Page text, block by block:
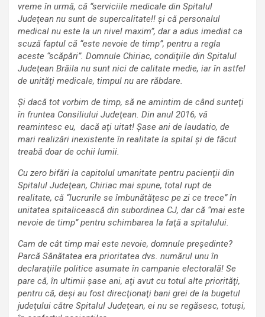
vreme în urmă, că “serviciile medicale din Spitalul
Judeţean nu sunt de supercalitate!! şi că personalul
medical nu este la un nivel maxim”, dar a adus imediat ca
scuză faptul că “este nevoie de timp”, pentru a regla
aceste “scăpări”. Domnule Chiriac, condiţiile din Spitalul
Judeţean Brăila nu sunt nici de calitate medie, iar în astfel
de unităţi medicale, timpul nu are răbdare.
Şi dacă tot vorbim de timp, să ne amintim de când sunteţi
în fruntea Consiliului Judeţean. Din anul 2016, vă
reamintesc eu, dacă aţi uitat! Şase ani de laudatio, de
mari realizări inexistente în realitate la spital şi de făcut
treabă doar de ochii lumii.
Cu zero bifări la capitolul umanitate pentru pacienţii din
Spitalul Judeţean, Chiriac mai spune, total rupt de
realitate, că “lucrurile se îmbunătăţesc pe zi ce trece” în
unitatea spitalicească din subordinea CJ, dar că “mai este
nevoie de timp” pentru schimbarea la faţă a spitalului.
Cam de cât timp mai este nevoie, domnule preşedinte?
Parcă Sănătatea era prioritatea dvs. numărul unu în
declaraţiile politice asumate în campanie electorală! Se
pare că, în ultimii şase ani, aţi avut cu totul alte priorităţi,
pentru că, deşi au fost direcţionaţi bani grei de la bugetul
judeţului către Spitalul Judeţean, ei nu se regăsesc, totuşi,